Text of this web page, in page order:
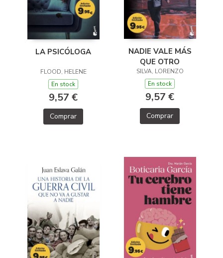
LA PSICÓLOGA
FLOOD, HELENE
En stock
9,57 €
Comprar
NADIE VALE MÁS
QUE OTRO
SILVA, LORENZO
En stock
9,57 €
Comprar